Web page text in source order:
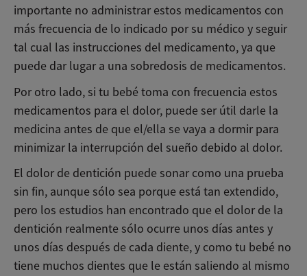
importante no administrar estos medicamentos con
más frecuencia de lo indicado por su médico y seguir
tal cual las instrucciones del medicamento, ya que
puede dar lugar a una sobredosis de medicamentos.
Por otro lado, si tu bebé toma con frecuencia estos
medicamentos para el dolor, puede ser útil darle la
medicina antes de que el/ella se vaya a dormir para
minimizar la interrupción del sueño debido al dolor.
El dolor de dentición puede sonar como una prueba
sin fin, aunque sólo sea porque está tan extendido,
pero los estudios han encontrado que el dolor de la
dentición realmente sólo ocurre unos días antes y
unos días después de cada diente, y como tu bebé no
tiene muchos dientes que le están saliendo al mismo